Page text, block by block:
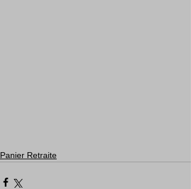
Panier Retraite